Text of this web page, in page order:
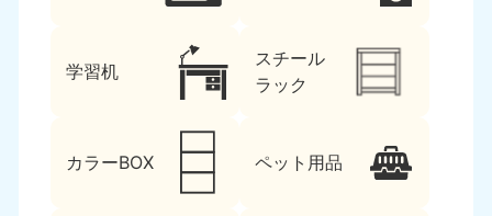
学習机
スチール
ラック
カラーBOX ペット用品